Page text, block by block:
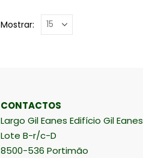
Mostrar:
CONTACTOS
Largo Gil Eanes Edifício Gil Eanes
Lote B-r/c-D
8500-536 Portimão